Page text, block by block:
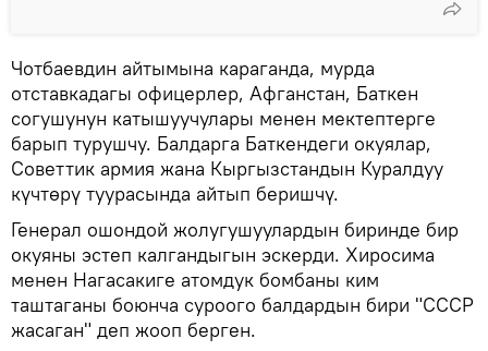
Чотбаевдин айтымына караганда, мурда
отставкадагы офицерлер, Афганстан, Баткен
согушунун катышуучулары менен мектептерге
барып турушчу. Балдарга Баткендеги окуялар,
Советтик армия жана Кыргызстандын Куралдуу
күчтөрү туурасында айтып беришчү.
Генерал ошондой жолугушуулардын биринде бир
окуяны эстеп калгандыгын эскерди. Хиросима
менен Нагасакиге атомдук бомбаны ким
таштаганы боюнча суроого балдардын бири "СССР
жасаган" деп жооп берген.